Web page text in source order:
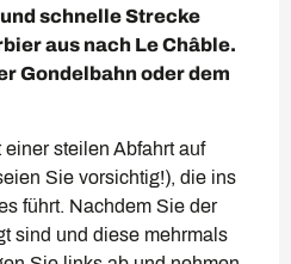
schnelle Strecke
aus nach Le Châble.
Gondelbahn oder dem
steilen Abfahrt auf
Sie vorsichtig!), die ins
führt. Nachdem Sie der
sind und diese mehrmals